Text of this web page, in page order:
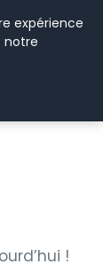
!
expérience
notre